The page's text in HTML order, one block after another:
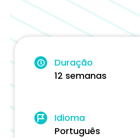
Duração
12 semanas
Idioma
Português